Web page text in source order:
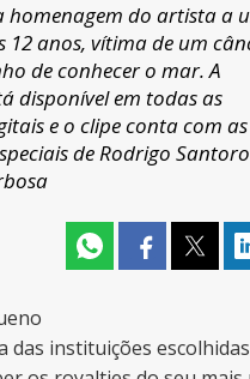
homenagem do artista a
12 anos, vítima de um
de conhecer o mar. A
disponível em todas as
e o clipe conta com as
de Rodrigo
das instituições